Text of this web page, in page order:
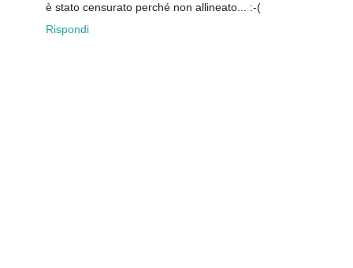
è stato censurato perché non allineato... :-(
Rispondi